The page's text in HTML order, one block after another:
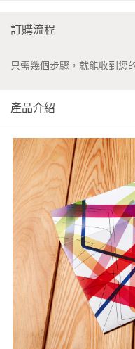
訂購流程
只需幾個步驟，就能收到您
產品介紹